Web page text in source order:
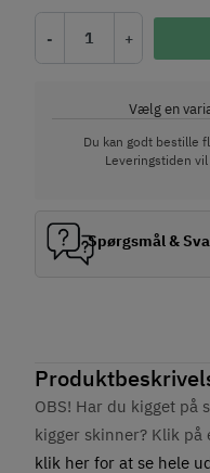
OBS! Har du kigget på
kigger skinner? Klik
klik her for at se hele
- +
Vælg en
Du kan godt bestille
Leveringstiden
Spørgsmål &